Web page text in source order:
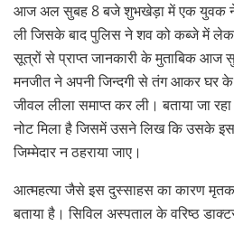
आज अल सुबह 8 बजे शुभखेड़ा में एक युवक ने
ली जिसके बाद पुलिस ने शव को कब्जे में लेकर
सूत्रों से प्राप्त जानकारी के मुताबिक आज
मनजीत ने अपनी जिन्दगी से तंग आकर घर
जीवल लीला समाप्त कर ली। बताया जा
नोट मिला है जिसमें उसने लिख कि उसके
जिम्मेदार न ठहराया जाए।
आत्महत्या जैसे इस दुस्साहस का कारण मृतक
बताया है। सिविल अस्पताल के वरिष्ठ